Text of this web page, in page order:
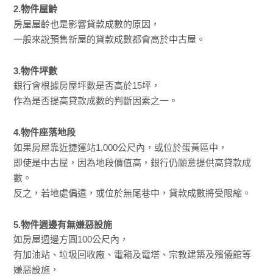
2.物件屋齡
房屋屋齡也是影響貸款成數的原因，
一般來說預售新屋的貸款成數都會高於中古屋。
3.物件坪數
銀行會根據房屋坪數是否高於15坪，
作為是否提高貸款成數的判斷因素之一。
4.物件座落地段
如果房屋靠近捷運站1,000公尺內，或位於蛋黃區中，
即使是中古屋，因為地段價值高，銀行仍願意提供高貸款成
數。
反之，若地處偏遠，或位於無尾巷中，貸款成數將受限縮。
5.物件週邊有無嫌惡設施
如房屋週邊方圓100公尺內，
有加油站、垃圾回收廠、電箱及電塔、宗教建築及殯儀館等
嫌惡設施，